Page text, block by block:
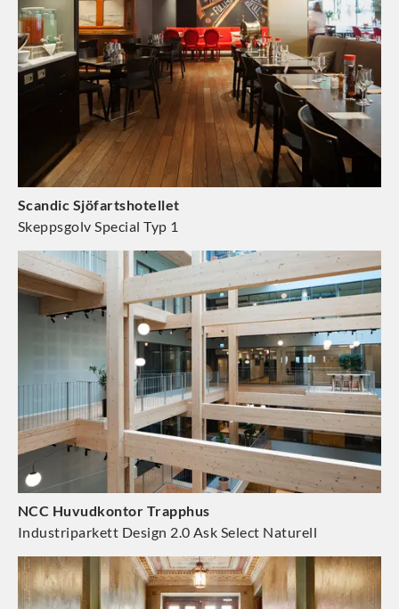
Scandic Sjöfartshotellet
Skeppsgolv Special Typ 1
NCC Huvudkontor Trapphus
Industriparkett Design 2.0 Ask Select Naturell